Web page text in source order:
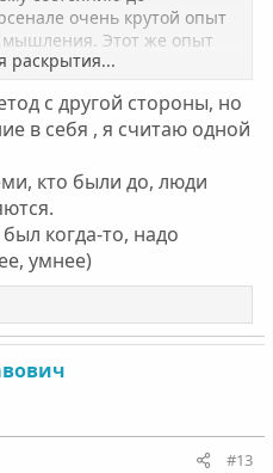
очень крутой опыт
мышления. Этот же опыт
уже не от
И после преодоления
зависимость, появляется
можно изменить себя
каким хотел бы себя
убраны, окей,
не положить в это
ты, то оно забьется чем-
не пожелаю проходить
прошел, избавился, выжил
отличный буст к
раскрытия...
с другой стороны, но
в себя , я считаю одной
кто были до, люди
когда-то, надо
умнее)
#13